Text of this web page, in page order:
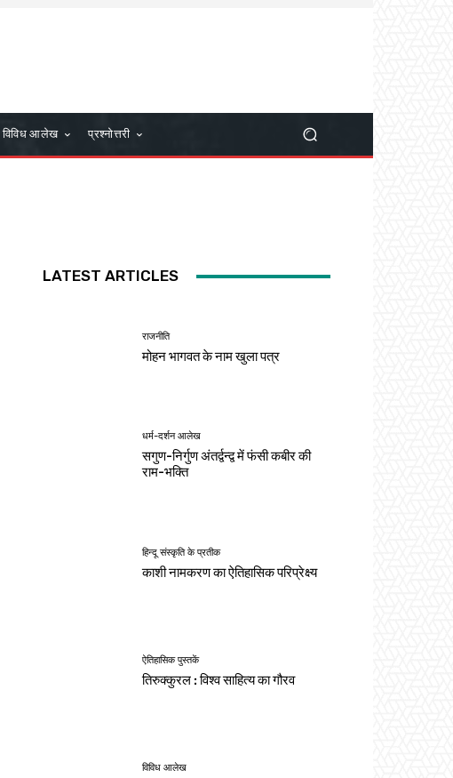
विविध आलेख प्रश्नोत्तरी
LATEST ARTICLES
राजनीति
मोहन भागवत के नाम खुला पत्र
धर्म-दर्शन आलेख
सगुण-निर्गुण अंतर्द्वन्द्व में फंसी कबीर की
राम-भक्ति
हिन्दू संस्कृति के प्रतीक
काशी नामकरण का ऐतिहासिक परिप्रेक्ष्य
ऐतिहासिक पुस्तकें
तिरुक्कुरल : विश्व साहित्य का गौरव
विविध आलेख